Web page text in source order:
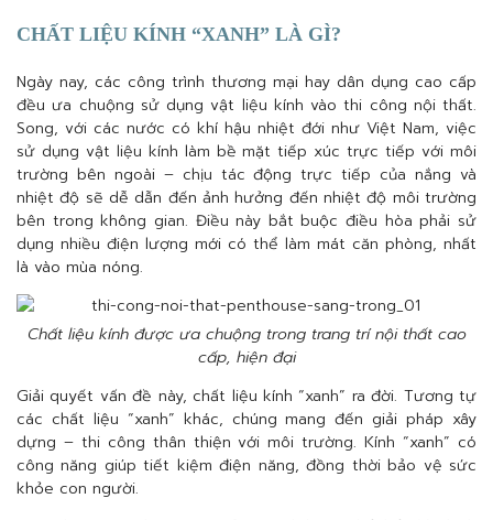
CHẤT LIỆU KÍNH “XANH” LÀ GÌ?
Ngày nay, các công trình thương mại hay dân dụng cao cấp
đều ưa chuộng sử dụng vật liệu kính vào thi công nội thất.
Song, với các nước có khí hậu nhiệt đới như Việt Nam, việc
sử dụng vật liệu kính làm bề mặt tiếp xúc trực tiếp với môi
trường bên ngoài – chịu tác động trực tiếp của nắng và
nhiệt độ sẽ dễ dẫn đến ảnh hưởng đến nhiệt độ môi trường
bên trong không gian. Điều này bắt buộc điều hòa phải sử
dụng nhiều điện lượng mới có thể làm mát căn phòng, nhất
là vào mùa nóng.
Chất liệu kính được ưa chuộng trong trang trí nội thất cao
cấp, hiện đại
Giải quyết vấn đề này, chất liệu kính “xanh” ra đời. Tương tự
các chất liệu “xanh” khác, chúng mang đến giải pháp xây
dựng – thi công thân thiện với môi trường. Kính “xanh” có
công năng giúp tiết kiệm điện năng, đồng thời bảo vệ sức
khỏe con người.